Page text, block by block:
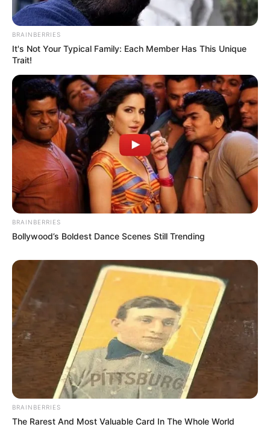
BRAINBERRIES
It's Not Your Typical Family: Each Member Has This Unique
Trait!
BRAINBERRIES
Bollywood’s Boldest Dance Scenes Still Trending
BRAINBERRIES
The Rarest And Most Valuable Card In The Whole World